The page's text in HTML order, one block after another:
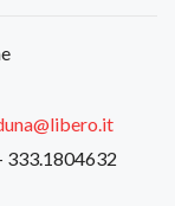
333.1804632